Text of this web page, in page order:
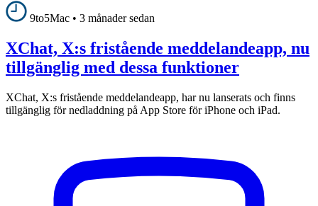
9to5Mac • 3 månader sedan
XChat, X:s fristående meddelandeapp, nu
tillgänglig med dessa funktioner
XChat, X:s fristående meddelandeapp, har nu lanserats och finns
tillgänglig för nedladdning på App Store för iPhone och iPad.